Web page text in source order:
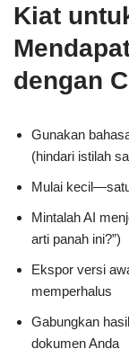
Kiat
dengan
Gunakan
(hindari istilah
Mulai
Mintalah AI
arti panah ini?”)
Ekspor versi
memperhalus
Gabungkan
dokumen Anda